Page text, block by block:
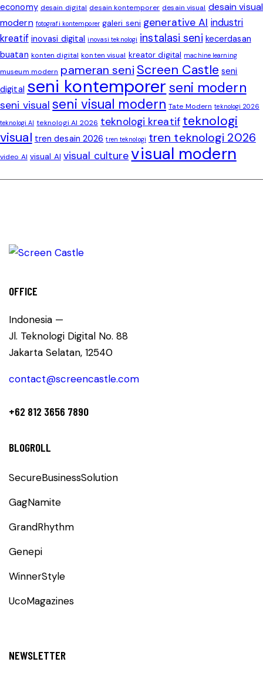
economy desain digital desain kontemporer desain visual desain visual
modern fotografi kontemporer galeri seni generative AI industri
kreatif inovasi digital inovasi teknologi instalasi seni kecerdasan
buatan konten digital konten visual kreator digital machine learning
museum modern pameran seni Screen Castle seni
digital seni kontemporer seni modern
seni visual seni visual modern Tate Modern teknologi 2026
teknologi AI teknologi AI 2026 teknologi kreatif teknologi
visual tren desain 2026 tren teknologi tren teknologi 2026
video AI visual AI visual culture visual modern
OFFICE
Indonesia —
Jl. Teknologi Digital No. 88
Jakarta Selatan, 12540
contact@screencastle.com
+62 812 3656 7890
BLOGROLL
SecureBusinessSolution
GagNamite
GrandRhythm
Genepi
WinnerStyle
UcoMagazines
NEWSLETTER